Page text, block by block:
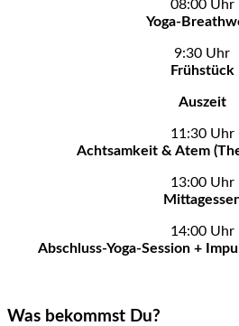
08:00 Uhr
Yoga-
9:30 Uhr
Frühstück
Auszeit
11:30 Uhr
Achtsamkeit & Atem
13:00 Uhr
14:00 Uhr
Abschluss-Yoga-Session +
Was bekommst Du?